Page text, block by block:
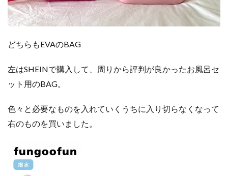
どちらもEVAのBAG
左はSHEINで購入して、周りから評判が良かったお風呂セ
ット用のBAG。
色々と必要なものを入れていくうちに入り切らなくなって
右のものを買いました。